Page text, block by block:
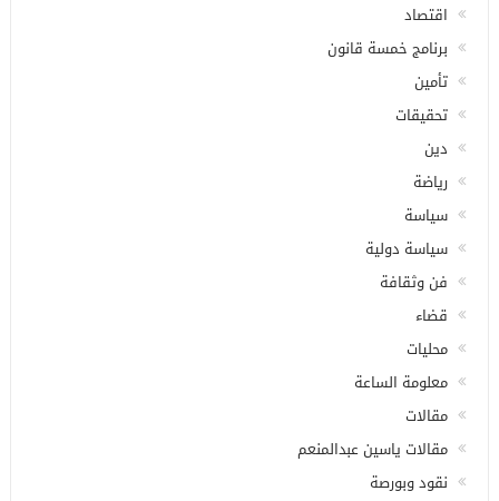
اقتصاد
برنامج خمسة قانون
تأمين
تحقيقات
دين
رياضة
سياسة
سياسة دولية
فن وثقافة
قضاء
محليات
معلومة الساعة
مقالات
مقالات ياسين عبدالمنعم
نقود وبورصة